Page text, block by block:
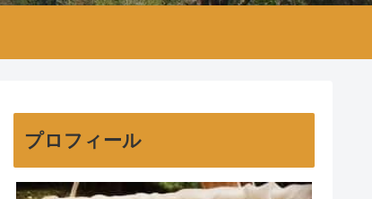
プロフィール